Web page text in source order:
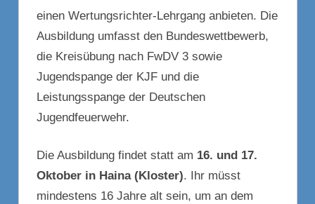
einen Wertungsrichter-Lehrgang anbieten. Die
Ausbildung umfasst den Bundeswettbewerb,
die Kreisübung nach FwDV 3 sowie
Jugendspange der KJF und die
Leistungsspange der Deutschen
Jugendfeuerwehr.
Die Ausbildung findet statt am 16. und 17.
Oktober in Haina (Kloster). Ihr müsst
mindestens 16 Jahre alt sein, um an dem